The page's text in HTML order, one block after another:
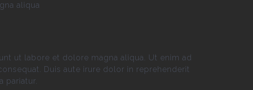
aliqua
ut labore et dolore magna aliqua. Ut enim ad
Duis aute irure dolor in reprehenderit
pariatur.